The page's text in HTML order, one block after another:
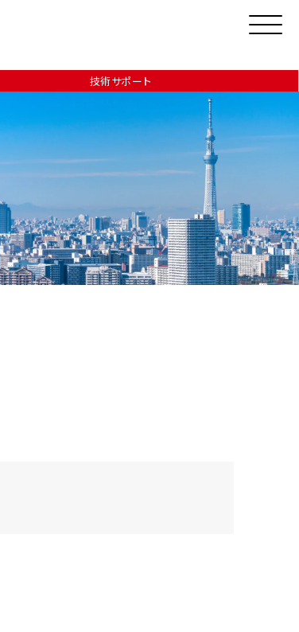
技術サポート